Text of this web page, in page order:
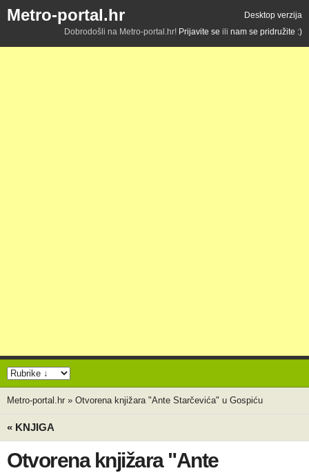
Metro-portal.hr
Desktop verzija
Dobrodošli na Metro-portal.hr! Prijavite se ili nam se pridružite :)
Metro-portal.hr » Otvorena knjižara "Ante Starčevića" u Gospiću
« KNJIGA
Otvorena knjižara "Ante